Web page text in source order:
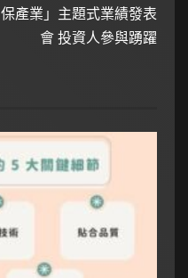
保產業」主題式業績發表
會 投資人參與踴躍